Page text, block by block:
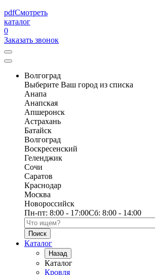
pdfСмотреть
каталог
0
Заказать звонок
Волгоград
Выберите Ваш город из списка
Анапа
Анапская
Апшеронск
Астрахань
Батайск
Волгоград
Воскресенский
Геленджик
Сочи
Саратов
Краснодар
Москва
Новороссийск
Пн-пт: 8:00 - 17:00Сб: 8:00 - 14:00
Поиск по каталогу
Каталог
Назад
Каталог
Кровля